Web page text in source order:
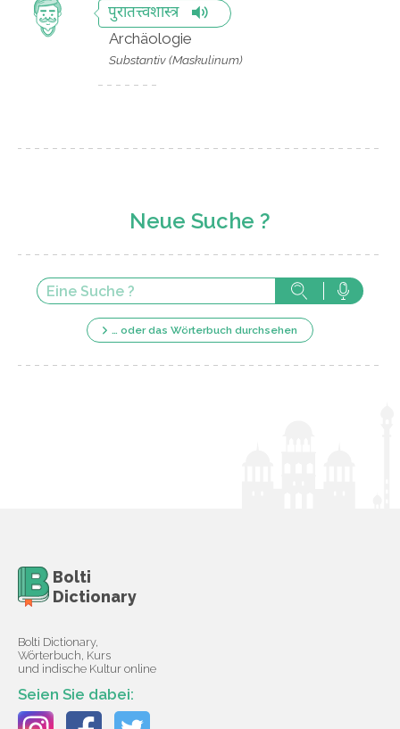
पुरातत्त्वशास्त्र
Archäologie
Substantiv (Maskulinum)
Neue Suche ?
… oder das Wörterbuch durchsehen
Bolti
Dictionary
Bolti Dictionary,
Wörterbuch, Kurs
und indische Kultur online
Seien Sie dabei: